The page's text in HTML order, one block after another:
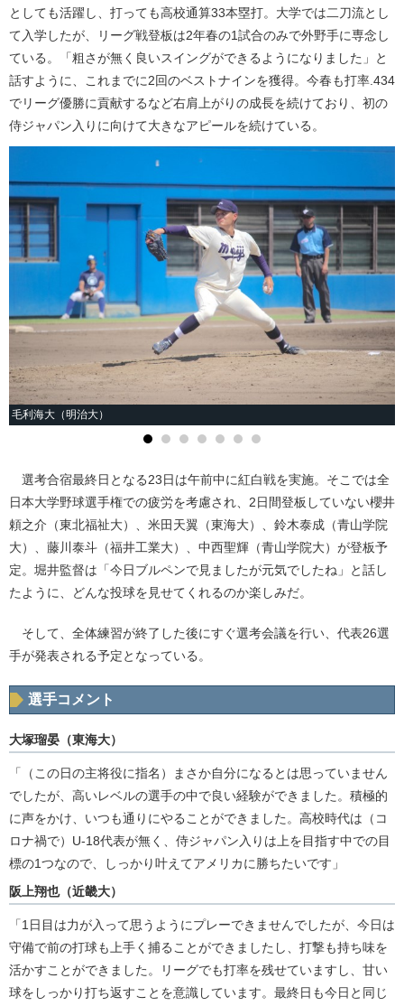
としても活躍し、打っても高校通算33本塁打。大学では二刀流とし
て入学したが、リーグ戦登板は2年春の1試合のみで外野手に専念し
ている。「粗さが無く良いスイングができるようになりました」と
話すように、これまでに2回のベストナインを獲得。今春も打率.434
でリーグ優勝に貢献するなど右肩上がりの成長を続けており、初の
侍ジャパン入りに向けて大きなアピールを続けている。
毛利海大（明治大）
選考合宿最終日となる23日は午前中に紅白戦を実施。そこでは全
日本大学野球選手権での疲労を考慮され、2日間登板していない櫻井
頼之介（東北福祉大）、米田天翼（東海大）、鈴木泰成（青山学院
大）、藤川泰斗（福井工業大）、中西聖輝（青山学院大）が登板予
定。堀井監督は「今日ブルペンで見ましたが元気でしたね」と話し
たように、どんな投球を見せてくれるのか楽しみだ。
そして、全体練習が終了した後にすぐ選考会議を行い、代表26選
手が発表される予定となっている。
選手コメント
大塚瑠晏（東海大）
「（この日の主将役に指名）まさか自分になるとは思っていません
でしたが、高いレベルの選手の中で良い経験ができました。積極的
に声をかけ、いつも通りにやることができました。高校時代は（コ
ロナ禍で）U-18代表が無く、侍ジャパン入りは上を目指す中での目
標の1つなので、しっかり叶えてアメリカに勝ちたいです」
阪上翔也（近畿大）
「1日目は力が入って思うようにプレーできませんでしたが、今日は
守備で前の打球も上手く捕ることができましたし、打撃も持ち味を
活かすことができました。リーグでも打率を残せていますし、甘い
球をしっかり打ち返すことを意識しています。最終日も今日と同じ